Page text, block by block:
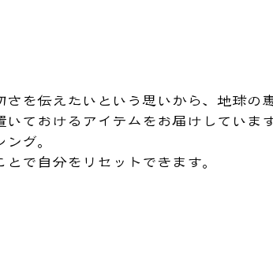
さを伝えたいという思いから、地球の
いておけるアイテムをお届けしています
グ。
で自分をリセットできます。